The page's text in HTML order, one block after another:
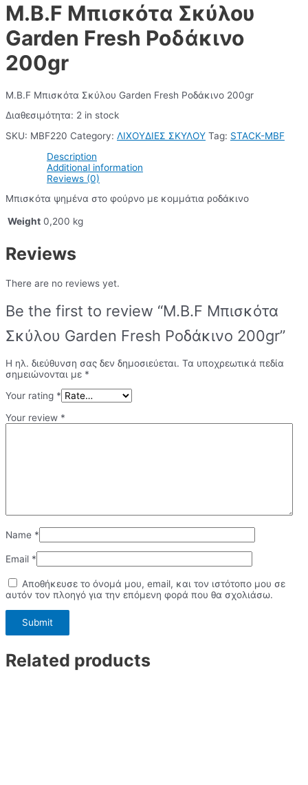
M.B.F Μπισκότα Σκύλου
Garden Fresh Ροδάκινο
200gr
M.B.F Μπισκότα Σκύλου Garden Fresh Ροδάκινο 200gr
Διαθεσιμότητα: 2 in stock
SKU: MBF220 Category: ΛΙΧΟΥΔΙΕΣ ΣΚΥΛΟΥ Tag: STACK-MBF
Description
Additional information
Reviews (0)
Μπισκότα ψημένα στο φούρνο με κομμάτια ροδάκινο
Weight 0,200 kg
Reviews
There are no reviews yet.
Be the first to review “M.B.F Μπισκότα
Σκύλου Garden Fresh Ροδάκινο 200gr”
Η ηλ. διεύθυνση σας δεν δημοσιεύεται. Τα υποχρεωτικά πεδία
σημειώνονται με *
Your rating *
Your review *
Name *
Email *
Αποθήκευσε το όνομά μου, email, και τον ιστότοπο μου σε
αυτόν τον πλοηγό για την επόμενη φορά που θα σχολιάσω.
Related products